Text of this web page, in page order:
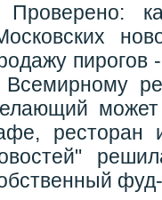
пирогов
Всемирному
может
ресторан